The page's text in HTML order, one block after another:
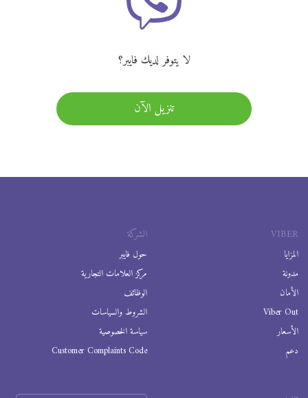
لا يتوفر لديك فايبر؟
تنزيل الآن
VIBER
المزايا
مدونة
الأمان
Viber Out
الأسعار
دعم
الشركة
حول فايبر
مركز العلامات التجارية
الوظائف
الشروط والسياسات
سياسة الخصوصية
Customer Complaints Code